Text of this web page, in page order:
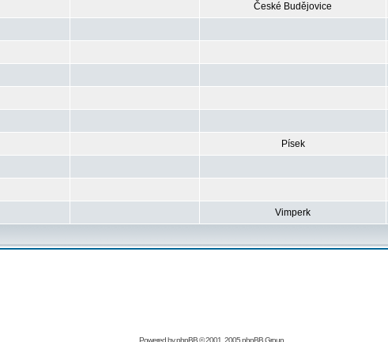
České Budějovice
Písek
Vimperk
Powered byphpBB© 2001, 2005 phpBB Group